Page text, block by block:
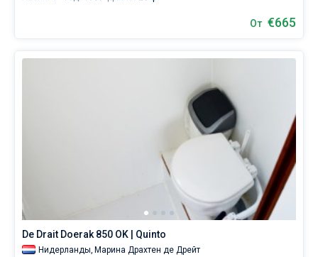
От €665
De Drait Doerak 850 OK | Quinto
Нидерланды, Марина Драхтен де Дрейт